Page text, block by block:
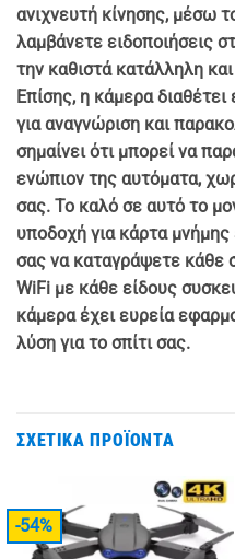
ανιχνευτή κίνησης, μέσω
λαμβάνετε ειδοποιήσεις
την καθιστά κατάλληλη
Επίσης, η κάμερα
για αναγνώριση και
σημαίνει ότι μπορεί να
ενώπιον της αυτόματα,
σας. Το καλό σε αυτό το
υποδοχή για κάρτα
σας να καταγράψετε κάθε
WiFi με κάθε είδους
κάμερα έχει ευρεία
λύση για το σπίτι σας.
ΣΧΕΤΙΚΆ ΠΡΟΪΌΝΤΑ
-54%